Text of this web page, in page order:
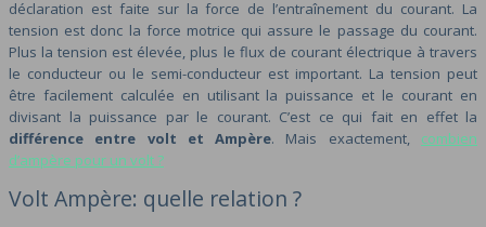
déclaration est faite sur la force de l’entraînement du courant. La
tension est donc la force motrice qui assure le passage du courant.
Plus la tension est élevée, plus le flux de courant électrique à travers
le conducteur ou le semi-conducteur est important. La tension peut
être facilement calculée en utilisant la puissance et le courant en
divisant la puissance par le courant. C’est ce qui fait en effet la
différence entre volt et Ampère. Mais exactement, combien
d’ampère pour un volt ?
Volt Ampère: quelle relation ?